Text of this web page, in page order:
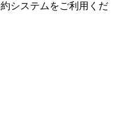
システムをご利用くだ